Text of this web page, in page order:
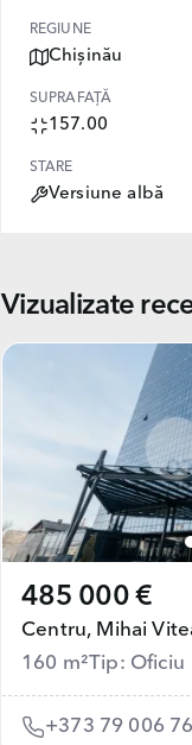
REGIUNE
Chișinău
SUPRAFAȚĂ
157.00
STARE
Versiune albă
Vizualizate
485 000 €
Centru, Mihai
160 m²Tip: Oficiu
+373 79 006